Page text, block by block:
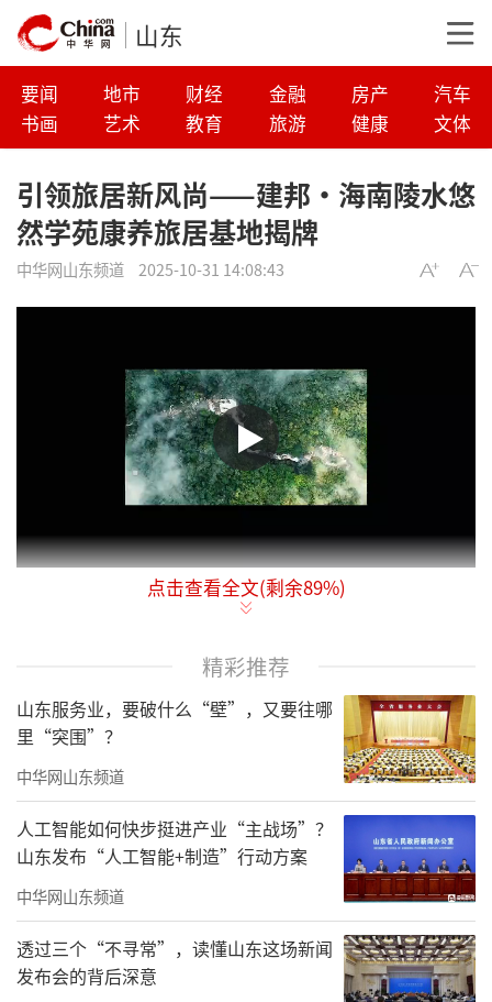
山东
要闻 地市 财经 金融 房产
汽车
书画
艺术 教育 旅游 健康 文体
引领旅居新风尚——建邦·海南陵水悠
然学苑康养旅居基地揭牌
中华网山东频道 2025-10-31 14:08:43
2025年10月26日，海南省康养旅居基地揭
水建邦·悠然学苑成功举办。
点击查看全文(剩余89%)
精彩推荐
山东服务业，要破什么“壁”，又要往哪
里“突围”？
中华网山东频道
人工智能如何快步挺进产业“主战场”？
山东发布“人工智能+制造”行动方案
中华网山东频道
透过三个“不寻常”，读懂山东这场新闻
发布会的背后深意